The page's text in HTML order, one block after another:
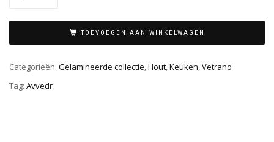
TOEVOEGEN AAN WINKELWAGEN
Categorieën: Gelamineerde collectie,Hout,Keuken,Vetrano
Tag: Avvedr